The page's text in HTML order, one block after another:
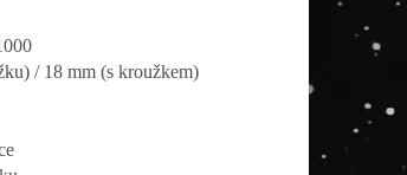
/ 18 mm (s kroužkem)